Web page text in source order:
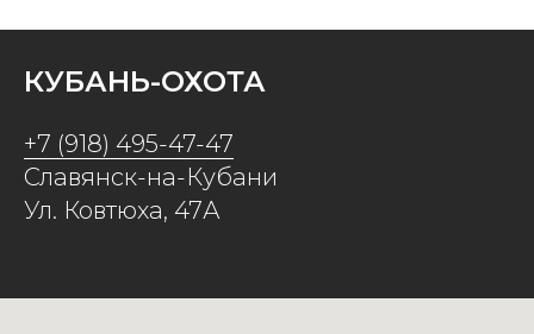
КУБАНЬ-ОХОТА
+7 (918) 495-47-47
Славянск-на-Кубани
Ул. Ковтюха, 47А